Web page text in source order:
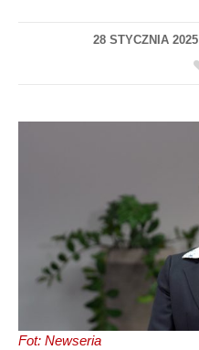
28 STYCZNIA 2025
Fot: Newseria